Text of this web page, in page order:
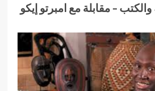
– مقابلة مع امبرتو إيكو